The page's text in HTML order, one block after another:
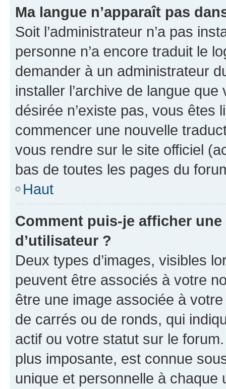
Ma langue n’apparaît pas
Soit l’administrateur n’a pas
personne n’a encore traduit le
demander à un administrateur
installer l’archive de langue
désirée n’existe pas, vous êtes
commencer une nouvelle
vous rendre sur le site officiel
bas de toutes les pages du
Haut
Comment puis-je afficher
d’utilisateur ?
Deux types d’images, visibles
peuvent être associés à votre
être une image associée à
de carrés ou de ronds, qui
actif ou votre statut sur le
plus imposante, est connue
unique et personnelle à chaque